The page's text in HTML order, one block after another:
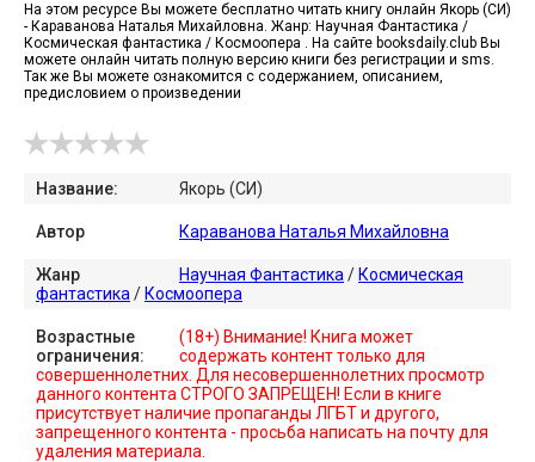
На этом ресурсе Вы можете бесплатно читать книгу онлайн Якорь (СИ)
- Караванова Наталья Михайловна. Жанр: Научная Фантастика /
Космическая фантастика / Космоопера . На сайте booksdaily.club Вы
можете онлайн читать полную версию книги без регистрации и sms.
Так же Вы можете ознакомится с содержанием, описанием,
предисловием о произведении
Название: Якорь (СИ)
Автор Караванова Наталья Михайловна
Жанр Научная Фантастика / Космическая
фантастика / Космоопера
Возрастные
ограничения:
(18+) Внимание! Книга может
содержать контент только для
совершеннолетних. Для несовершеннолетних просмотр
данного контента СТРОГО ЗАПРЕЩЕН! Если в книге
присутствует наличие пропаганды ЛГБТ и другого,
запрещенного контента - просьба написать на почту для
удаления материала.